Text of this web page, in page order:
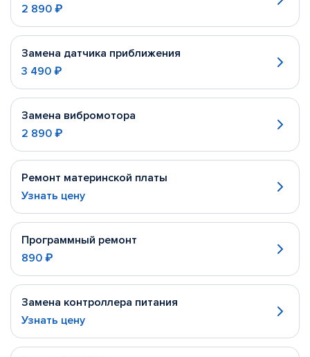
2 890 ₽
Замена датчика приближения
3 490 ₽
Замена вибромотора
2 890 ₽
Ремонт материнской платы
Узнать цену
Программный ремонт
890 ₽
Замена контроллера питания
Узнать цену